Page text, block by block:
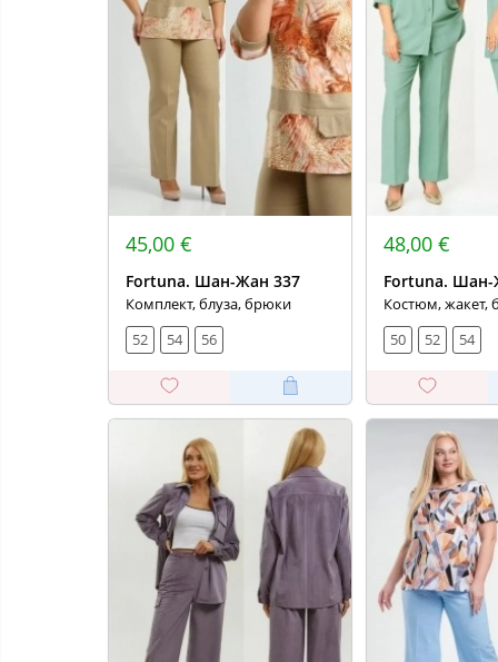
45,00 €
Fortuna. Шан-Жан 337
Комплект, блуза, брюки
52
54 56
48,00 €
Fortuna. Шан-
Костюм, жакет,
50
52 54